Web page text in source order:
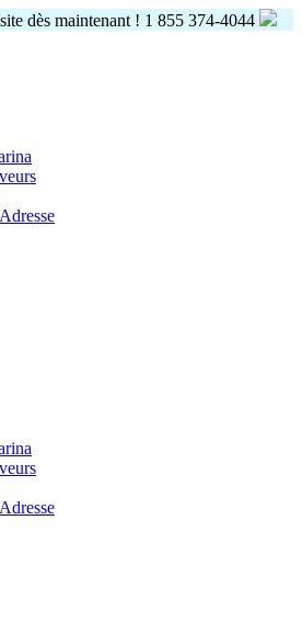
dès maintenant ! 1 855 374-4044